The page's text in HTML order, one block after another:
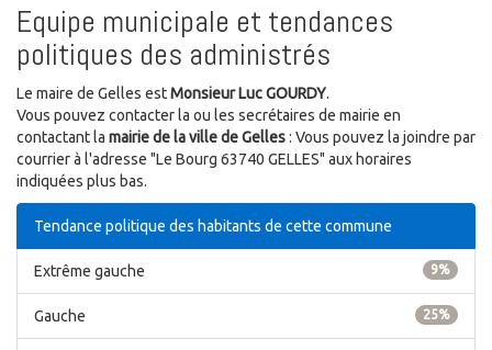
Equipe municipale et tendances
politiques des administrés
Le maire de Gelles estMonsieur Luc GOURDY.
Vous pouvez contacter la ou les secrétaires de mairie en
contactant la mairie de la ville de Gelles: Vous pouvez la joindre par
courrier à l'adresse "Le Bourg 63740 GELLES" aux horaires
indiquées plus bas.
Tendance politique des habitants de cette commune
9%
Extrême gauche
25%
Gauche